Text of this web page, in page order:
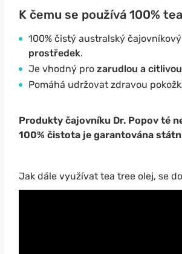
K čemu se používá 100%
100% čistý australský
prostředek.
Je vhodný pro zarudlou a citlivou
Pomáhá udržovat zdravou
Produkty čajovníku Dr. Popov té
100% čistota je garantována
Jak dále využívat tea tree olej, se